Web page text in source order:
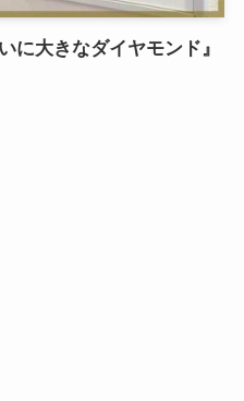
に大きなダイヤモンド』